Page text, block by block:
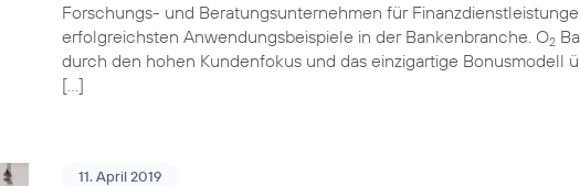
Forschungs- und Beratungsunternehmen für
erfolgreichsten Anwendungsbeispiele in der Bankenbranche. O2
durch den hohen Kundenfokus und das einzigartige Bonusmodell
[…]
11. April 2019